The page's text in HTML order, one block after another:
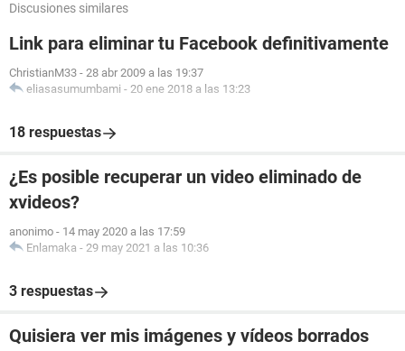
Discusiones similares
Link para eliminar tu Facebook definitivamente
ChristianM33 - 28 abr 2009 a las 19:37
eliasasumumbami - 20 ene 2018 a las 13:23
18 respuestas
¿Es posible recuperar un video eliminado de
xvideos?
anonimo - 14 may 2020 a las 17:59
Enlamaka - 29 may 2021 a las 10:36
3 respuestas
Quisiera ver mis imágenes y vídeos borrados